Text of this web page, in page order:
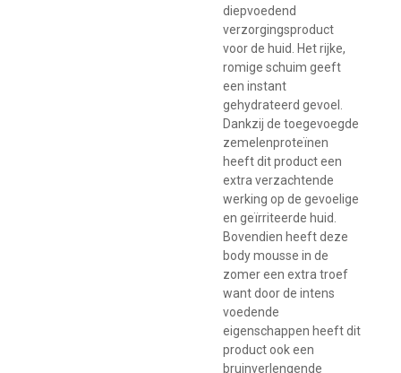
diepvoedend
verzorgingsproduct
voor de huid. Het rijke,
romige schuim geeft
een instant
gehydrateerd gevoel.
Dankzij de toegevoegde
zemelenproteïnen
heeft dit product een
extra verzachtende
werking op de gevoelige
en geïrriteerde huid.
Bovendien heeft deze
body mousse in de
zomer een extra troef
want door de intens
voedende
eigenschappen heeft dit
product ook een
bruinverlengende